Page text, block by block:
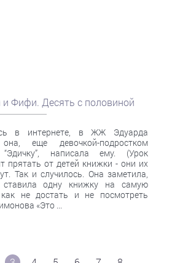
и Фифи. Десять с половиной
в интернете, в ЖЖ Эдуарда
еще девочкой-подростком
написала ему. (Урок
прятать от детей книжки - они их
Так и случилось. Она заметила,
одну книжку на самую
не достать и не посмотреть
«Это ...